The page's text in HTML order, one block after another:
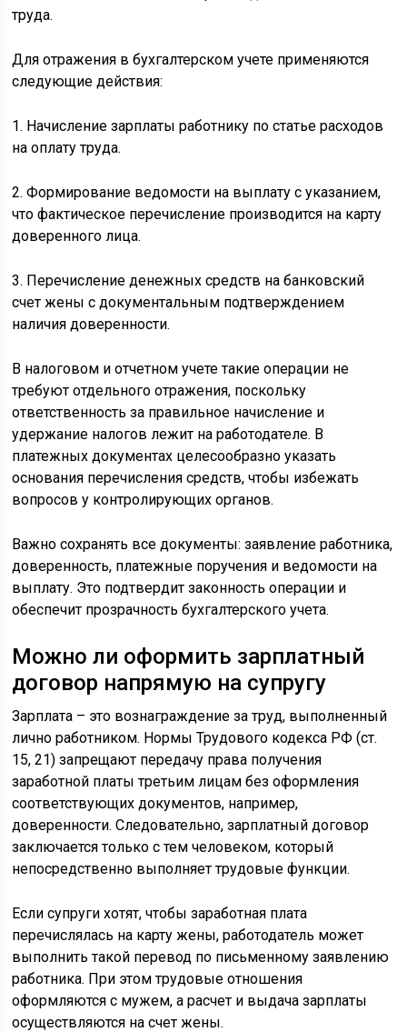
труда.
Для отражения в бухгалтерском учете применяются
следующие действия:
1. Начисление зарплаты работнику по статье расходов
на оплату труда.
2. Формирование ведомости на выплату с указанием,
что фактическое перечисление производится на карту
доверенного лица.
3. Перечисление денежных средств на банковский
счет жены с документальным подтверждением
наличия доверенности.
В налоговом и отчетном учете такие операции не
требуют отдельного отражения, поскольку
ответственность за правильное начисление и
удержание налогов лежит на работодателе. В
платежных документах целесообразно указать
основания перечисления средств, чтобы избежать
вопросов у контролирующих органов.
Важно сохранять все документы: заявление работника,
доверенность, платежные поручения и ведомости на
выплату. Это подтвердит законность операции и
обеспечит прозрачность бухгалтерского учета.
Можно ли оформить зарплатный
договор напрямую на супругу
Зарплата – это вознаграждение за труд, выполненный
лично работником. Нормы Трудового кодекса РФ (ст.
15, 21) запрещают передачу права получения
заработной платы третьим лицам без оформления
соответствующих документов, например,
доверенности. Следовательно, зарплатный договор
заключается только с тем человеком, который
непосредственно выполняет трудовые функции.
Если супруги хотят, чтобы заработная плата
перечислялась на карту жены, работодатель может
выполнить такой перевод по письменному заявлению
работника. При этом трудовые отношения
оформляются с мужем, а расчет и выдача зарплаты
осуществляются на счет жены.